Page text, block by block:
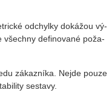
od­chyl­ky do­ká­žou vý­
všech­ny de­fi­no­va­né po­ža­
zá­kaz­ní­ka. Nejde pouze
se­sta­vy.